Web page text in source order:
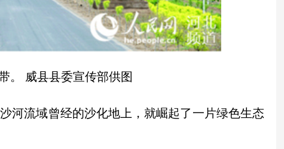
。 威县县委宣传部供图
流域曾经的沙化地上，就崛起了一片绿色生态